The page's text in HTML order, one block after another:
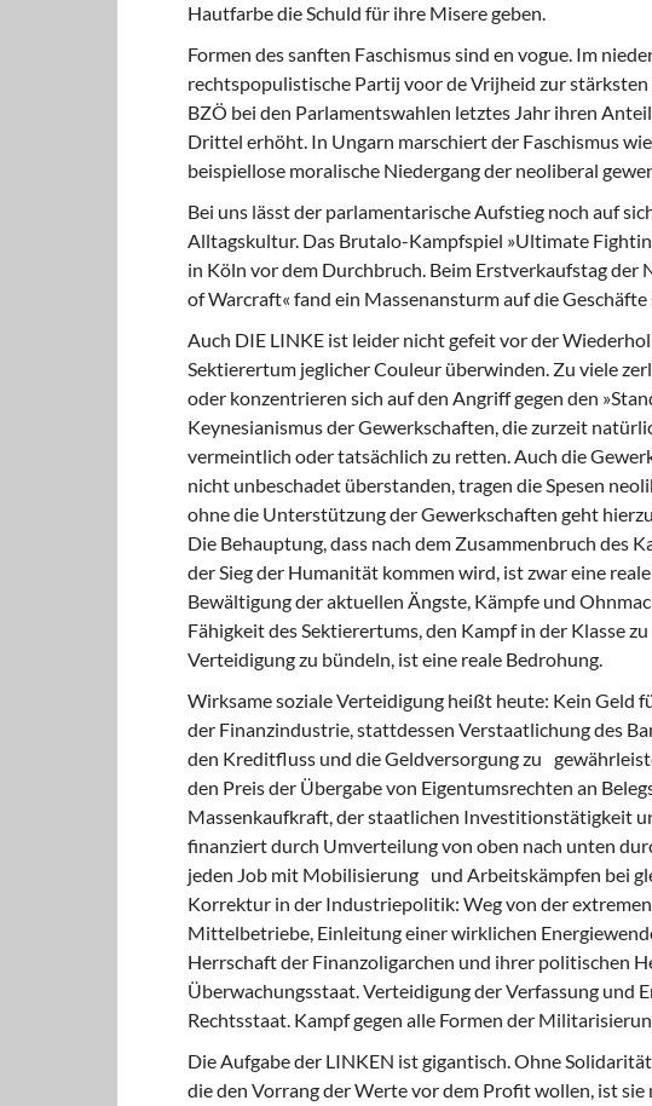
Hautfarbe die Schuld für ihre Misere geben.
Formen des sanften Faschismus sind en vogue. Im
rechtspopulistische Partij voor de Vrijheid zur
BZÖ bei den Parlamentswahlen letztes Jahr ihren
Drittel erhöht. In Ungarn marschiert der Faschismus
beispiellose moralische Niedergang der neoliberal
Bei uns lässt der parlamentarische Aufstieg noch auf
Alltagskultur. Das Brutalo-Kampfspiel »Ultimate
in Köln vor dem Durchbruch. Beim Erstverkaufstag
of Warcraft« fand ein Massenansturm auf die
Auch DIE LINKE ist leider nicht gefeit vor der
Sektierertum jeglicher Couleur überwinden. Zu viele
oder konzentrieren sich auf den Angriff gegen den
Keynesianismus der Gewerkschaften, die zurzeit
vermeintlich oder tatsächlich zu retten. Auch die
nicht unbeschadet überstanden, tragen die Spesen
ohne die Unterstützung der Gewerkschaften geht
Die Behauptung, dass nach dem Zusammenbruch des
der Sieg der Humanität kommen wird, ist zwar eine
Bewältigung der aktuellen Ängste, Kämpfe und
Fähigkeit des Sektierertums, den Kampf in der Klasse
Verteidigung zu bündeln, ist eine reale Bedrohung.
Wirksame soziale Verteidigung heißt heute: Kein Geld
der Finanzindustrie, stattdessen Verstaatlichung des
den Kreditfluss und die Geldversorgung zu
den Preis der Übergabe von Eigentumsrechten an
Massenkaufkraft, der staatlichen Investitionstätigkeit
finanziert durch Umverteilung von oben nach unten
jeden Job mit Mobilisierung und Arbeitskämpfen bei
Korrektur in der Industriepolitik: Weg von der
Mittelbetriebe, Einleitung einer wirklichen
Herrschaft der Finanzoligarchen und ihrer politischen
Überwachungsstaat. Verteidigung der Verfassung und
Rechtsstaat. Kampf gegen alle Formen der
Die Aufgabe der LINKEN ist gigantisch. Ohne
die den Vorrang der Werte vor dem Profit wollen, ist